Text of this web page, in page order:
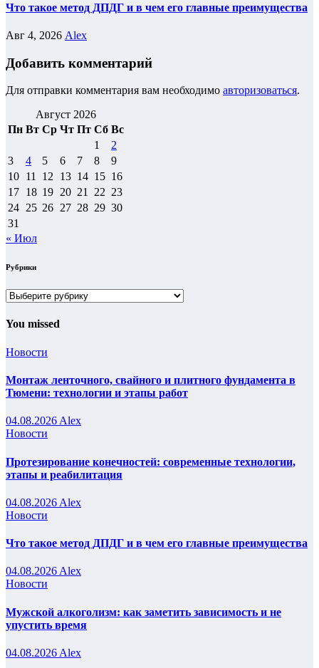
Что такое метод ДПДГ и в чем его главные преимущества
Авг 4, 2026 Alex
Добавить комментарий
Для отправки комментария вам необходимо авторизоваться.
Август 2026
Пн Вт Ср Чт Пт Сб Вс
1
2
3
4 5 6 7 8
9
10 11 12 13 14 15 16
17 18 19 20 21 22 23
24 25 26 27 28 29 30
31
« Июл
Рубрики
Рубрики
You missed
Новости
Монтаж ленточного, свайного и плитного фундамента в
Тюмени: технологии и этапы работ
04.08.2026 Alex
Новости
Протезирование конечностей: современные технологии,
этапы и реабилитация
04.08.2026 Alex
Новости
Что такое метод ДПДГ и в чем его главные преимущества
04.08.2026 Alex
Новости
Мужской алкоголизм: как заметить зависимость и не
упустить время
04.08.2026 Alex